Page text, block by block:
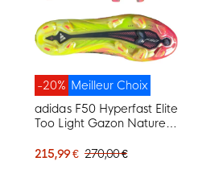
Meilleur Choix
-20%
adidas F50 Hyperfast Elite
Too Light Gazon Naturel
Néon Jaune Noir Rose
215,99 € 270,00 €